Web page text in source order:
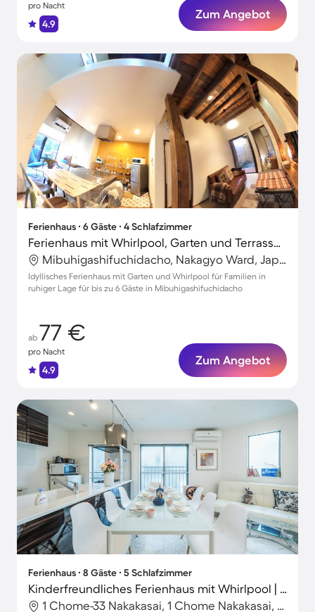
pro Nacht
4.9
Zum Angebot
Ferienhaus ∙ 6 Gäste ∙ 4 Schlafzimmer
Ferienhaus mit Whirlpool, Garten und Terrasse | Stadtblick
Mibuhigashifuchidacho, Nakagyo Ward, Japan
Idyllisches Ferienhaus mit Garten und Whirlpool für Familien in
ruhiger Lage für bis zu 6 Gäste in Mibuhigashifuchidacho
ab 77 €
pro Nacht
4.9
Zum Angebot
Ferienhaus ∙ 8 Gäste ∙ 5 Schlafzimmer
Kinderfreundliches Ferienhaus mit Whirlpool | Perfekt für die Arbeit von Zuhause
1 Chome-33 Nakakasai, 1 Chome Nakakasai, Japan